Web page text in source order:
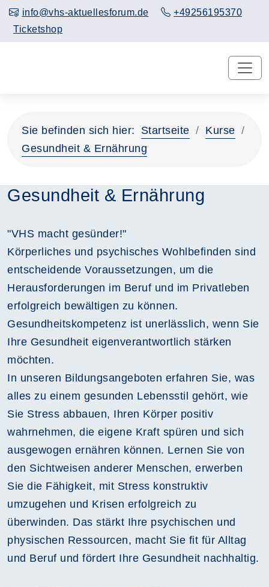
info@vhs-aktuellesforum.de
+49256195370
Ticketshop
Sie befinden sich hier: Startseite
Kurse
Gesundheit & Ernährung
Gesundheit & Ernährung
"VHS macht gesünder!"
Körperliches und psychisches Wohlbefinden sind
entscheidende Voraussetzungen, um die
Herausforderungen im Beruf und im Privatleben
erfolgreich bewältigen zu können.
Gesundheitskompetenz ist unerlässlich, wenn Sie
Ihre Gesundheit eigenverantwortlich stärken
möchten.
In unseren Bildungsangeboten erfahren Sie, was
alles zu einem gesunden Lebensstil gehört, wie
Sie Stress abbauen, Ihren Körper positiv
wahrnehmen, die eigene Kraft spüren und sich
ausgewogen ernähren können. Lernen Sie von
den Sichtweisen anderer Menschen, erwerben
Sie die Fähigkeit, mit Stress konstruktiv
umzugehen und Krisen erfolgreich zu
überwinden. Das stärkt Ihre psychischen und
physischen Ressourcen, macht Sie fit für Alltag
und Beruf und fördert Ihre Gesundheit nachhaltig.